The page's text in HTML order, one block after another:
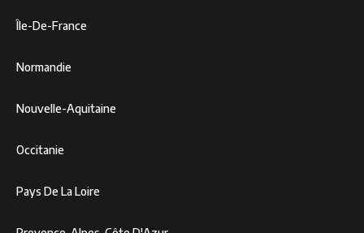
Île-De-France
Normandie
Nouvelle-Aquitaine
Occitanie
Pays De La Loire